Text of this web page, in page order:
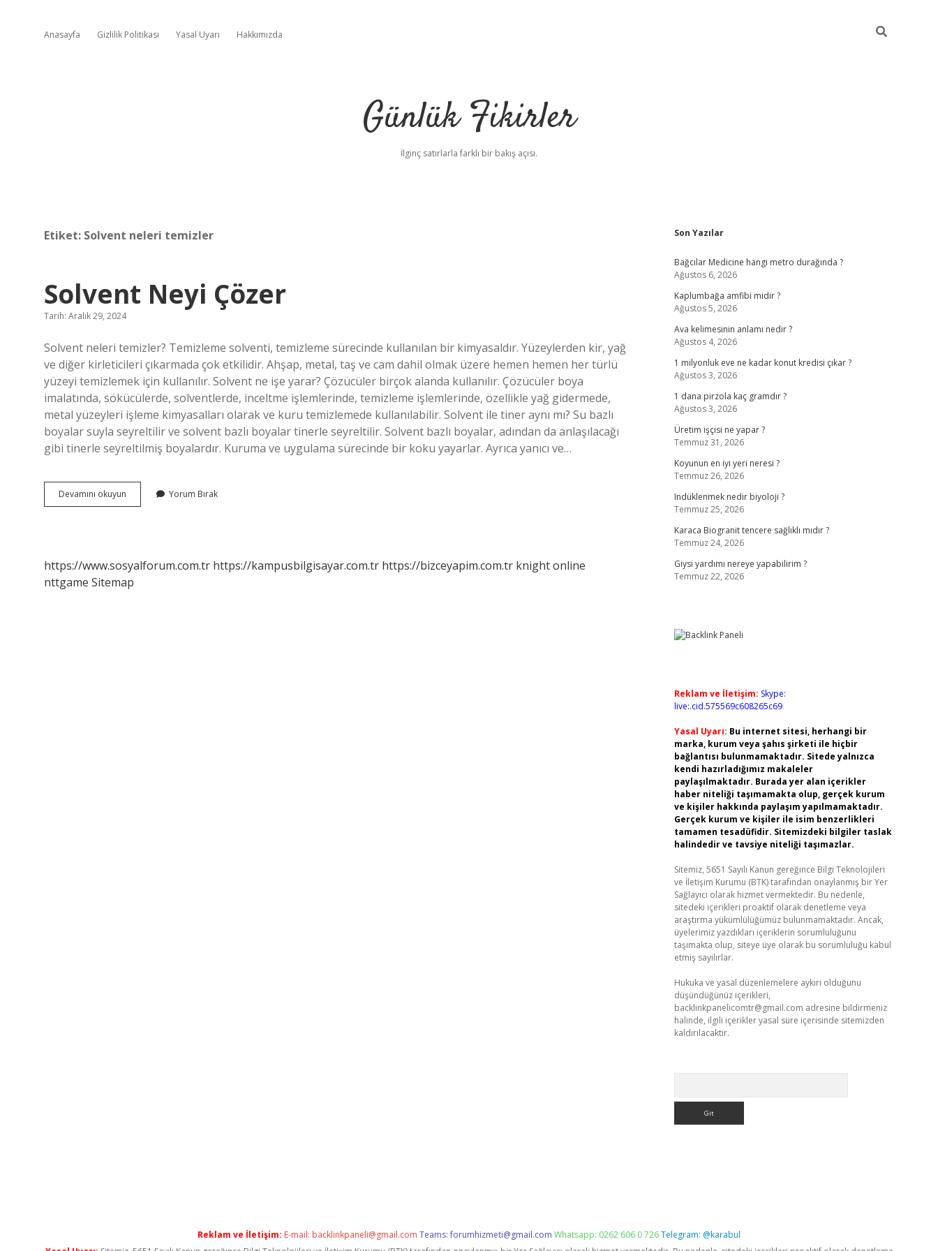
Anasayfa Gizlilik Politikası Yasal Uyarı Hakkımızda
Günlük Fikirler
İlginç satırlarla farklı bir bakış açısı.
Etiket: Solvent neleri temizler
Solvent Neyi Çözer
Tarih: Aralık 29, 2024
Solvent neleri temizler? Temizleme solventi, temizleme sürecinde kullanılan bir kimyasaldır. Yüzeylerden kir, yağ
ve diğer kirleticileri çıkarmada çok etkilidir. Ahşap, metal, taş ve cam dahil olmak üzere hemen hemen her türlü
yüzeyi temizlemek için kullanılır. Solvent ne işe yarar? Çözücüler birçok alanda kullanılır. Çözücüler boya
imalatında, sökücülerde, solventlerde, inceltme işlemlerinde, temizleme işlemlerinde, özellikle yağ gidermede,
metal yüzeyleri işleme kimyasalları olarak ve kuru temizlemede kullanılabilir. Solvent ile tiner aynı mı? Su bazlı
boyalar suyla seyreltilir ve solvent bazlı boyalar tinerle seyreltilir. Solvent bazlı boyalar, adından da anlaşılacağı
gibi tinerle seyreltilmiş boyalardır. Kuruma ve uygulama sürecinde bir koku yayarlar. Ayrıca yanıcı ve…
Devamını okuyun
Neyi
Yorum Bırak
https://www.sosyalforum.com.tr https://kampusbilgisayar.com.tr https://bizceyapim.com.tr knight online
nttgame Sitemap
Sidebar
Son Yazılar
Bağcılar Medicine hangi metro durağında ?
Ağustos 6, 2026
Kaplumbağa amfibi midir ?
Ağustos 5, 2026
Ava kelimesinin anlamı nedir ?
Ağustos 4, 2026
1 milyonluk eve ne kadar konut kredisi çıkar ?
Ağustos 3, 2026
1 dana pirzola kaç gramdır ?
Ağustos 3, 2026
Üretim işçisi ne yapar ?
Temmuz 31, 2026
Koyunun en iyi yeri neresi ?
Temmuz 26, 2026
Indüklenmek nedir biyoloji ?
Temmuz 25, 2026
Karaca Biogranit tencere sağlıklı mıdır ?
Temmuz 24, 2026
Giysi yardımı nereye yapabilirim ?
Temmuz 22, 2026
Reklam ve İletişim: Skype:
live:.cid.575569c608265c69
Yasal Uyarı: Bu internet sitesi, herhangi bir
marka, kurum veya şahıs şirketi ile hiçbir
bağlantısı bulunmamaktadır. Sitede yalnızca
kendi hazırladığımız makaleler
paylaşılmaktadır. Burada yer alan içerikler
haber niteliği taşımamakta olup, gerçek kurum
ve kişiler hakkında paylaşım yapılmamaktadır.
Gerçek kurum ve kişiler ile isim benzerlikleri
tamamen tesadüfidir. Sitemizdeki bilgiler taslak
halindedir ve tavsiye niteliği taşımazlar.
Sitemiz, 5651 Sayılı Kanun gereğince Bilgi Teknolojileri
ve İletişim Kurumu (BTK) tarafından onaylanmış bir Yer
Sağlayıcı olarak hizmet vermektedir. Bu nedenle,
sitedeki içerikleri proaktif olarak denetleme veya
araştırma yükümlülüğümüz bulunmamaktadır. Ancak,
üyelerimiz yazdıkları içeriklerin sorumluluğunu
taşımakta olup, siteye üye olarak bu sorumluluğu kabul
etmiş sayılırlar.
Hukuka ve yasal düzenlemelere aykırı olduğunu
düşündüğünüz içerikleri,
backlinkpanelicomtr@gmail.com adresine bildirmeniz
halinde, ilgili içerikler yasal süre içerisinde sitemizden
kaldırılacaktır.
Reklam ve İletişim: E-mail: backlinkpaneli@gmail.com Teams:forumhizmeti@gmail.com Whatsapp: 0262 606 0 726Telegram: @karabul